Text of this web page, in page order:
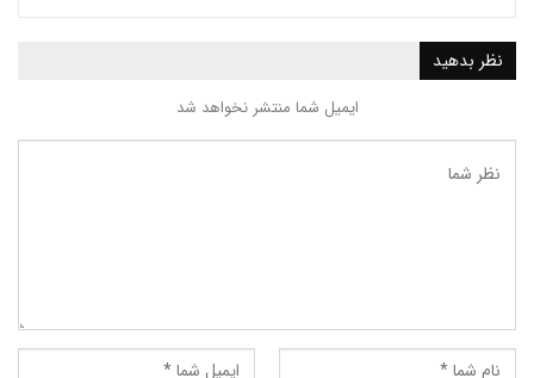
ایمیل شما منتشر نخواهد شد